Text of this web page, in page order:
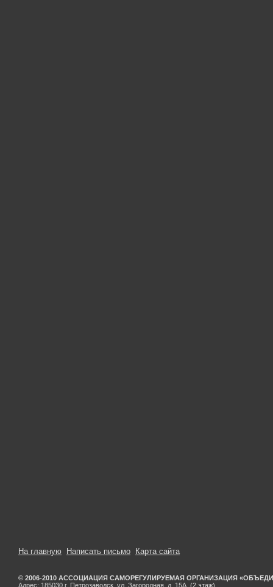
На главную Написать письмо Карта сайта
© 2006-2010 АССОЦИАЦИЯ САМОРЕГУЛИРУЕМАЯ ОРГАНИЗАЦИЯ
Адрес: 185030 г. Петрозаводск, ул. Загородная, д. 15А, (2 этаж)